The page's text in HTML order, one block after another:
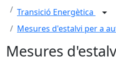
Transició Energètica
Mesures d'estalvi per a
Mesures